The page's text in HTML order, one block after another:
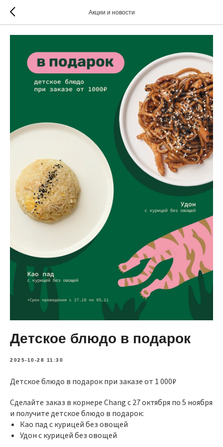
Акции и новости
Детское блюдо в подарок
2025-10-28 11:30
Детское блюдо в подарок при заказе от 1 000₽
Сделайте заказ в корнере Chang c 27 октября по 5 ноября
и получите детское блюдо в подарок:
Као пад с курицей без овощей
Удон с курицей без овощей